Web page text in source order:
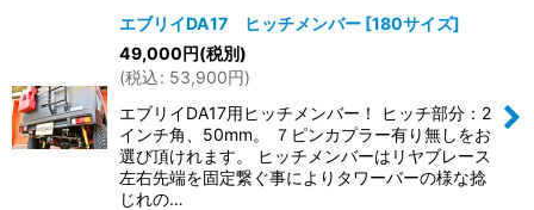
絞り込む
エブリイDA17 ヒッチメンバー [180サイズ]
49,000円(税別)
(税込: 53,900円)
エブリイDA17用ヒッチメンバー！ ヒッチ部分：2
インチ角、50mm。 ７ピンカプラー有り無しをお
選び頂けれます。 ヒッチメンバーはリヤブレース
左右先端を固定繋ぐ事によりタワーバーの様な捻
じれの…